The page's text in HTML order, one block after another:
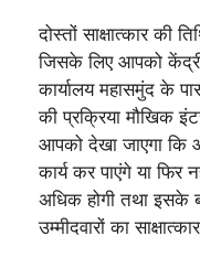
दोस्तों साक्षात्कार
जिसके लिए आपको
कार्यालय महासमुंद के
की प्रक्रिया मौखिक
आपको देखा जाएगा
कार्य कर पाएंगे या फिर
अधिक होगी तथा इसके
उम्मीदवारों का